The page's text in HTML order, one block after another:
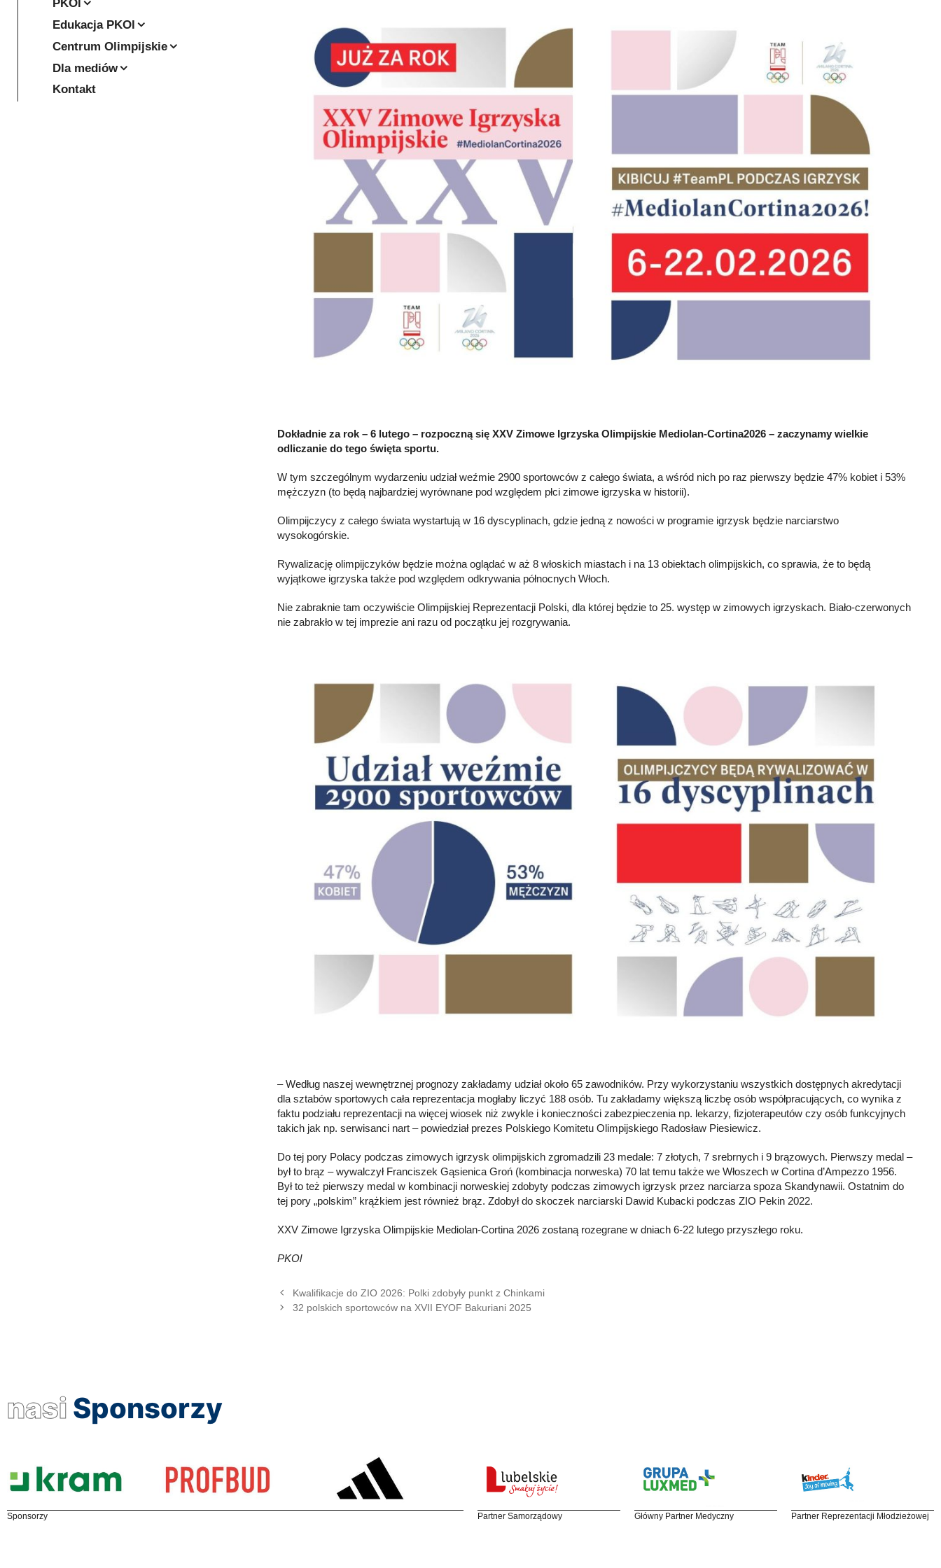
Dokładnie za rok – 6 lutego – rozpoczną się XXV Zimowe Igrzyska Olimpijskie Mediolan-Cortina2026 – zaczynamy wielkie
odliczanie do tego święta sportu.
W tym szczególnym wydarzeniu udział weźmie 2900 sportowców z całego świata, a wśród nich po raz pierwszy będzie 47% kobiet i 53%
mężczyzn (to będą najbardziej wyrównane pod względem płci zimowe igrzyska w historii).
Olimpijczycy z całego świata wystartują w 16 dyscyplinach, gdzie jedną z nowości w programie igrzysk będzie narciarstwo
wysokogórskie.
Rywalizację olimpijczyków będzie można oglądać w aż 8 włoskich miastach i na 13 obiektach olimpijskich, co sprawia, że to będą
wyjątkowe igrzyska także pod względem odkrywania północnych Włoch.
Nie zabraknie tam oczywiście Olimpijskiej Reprezentacji Polski, dla której będzie to 25. występ w zimowych igrzyskach. Biało-czerwonych
nie zabrakło w tej imprezie ani razu od początku jej rozgrywania.
– Według naszej wewnętrznej prognozy zakładamy udział około 65 zawodników. Przy wykorzystaniu wszystkich dostępnych akredytacji
dla sztabów sportowych cała reprezentacja mogłaby liczyć 188 osób. Tu zakładamy większą liczbę osób współpracujących, co wynika z
faktu podziału reprezentacji na więcej wiosek niż zwykle i konieczności zabezpieczenia np. lekarzy, fizjoterapeutów czy osób funkcyjnych
takich jak np. serwisanci nart – powiedział prezes Polskiego Komitetu Olimpijskiego Radosław Piesiewicz.
Do tej pory Polacy podczas zimowych igrzysk olimpijskich zgromadzili 23 medale: 7 złotych, 7 srebrnych i 9 brązowych. Pierwszy medal –
był to brąz – wywalczył Franciszek Gąsienica Groń (kombinacja norweska) 70 lat temu także we Włoszech w Cortina d’Ampezzo 1956.
Był to też pierwszy medal w kombinacji norweskiej zdobyty podczas zimowych igrzysk przez narciarza spoza Skandynawii. Ostatnim do
tej pory „polskim” krążkiem jest również brąz. Zdobył do skoczek narciarski Dawid Kubacki podczas ZIO Pekin 2022.
XXV Zimowe Igrzyska Olimpijskie Mediolan-Cortina 2026 zostaną rozegrane w dniach 6-22 lutego przyszłego roku.
PKOl
Kwalifikacje do ZIO 2026: Polki zdobyły punkt z Chinkami
32 polskich sportowców na XVII EYOF Bakuriani 2025
PKOl
Edukacja PKOl
Centrum Olimpijskie
Dla mediów
Kontakt
nasi Sponsorzy
Sponsorzy Partner Samorządowy Główny Partner Medyczny Partner Reprezentacji Młodzieżowej